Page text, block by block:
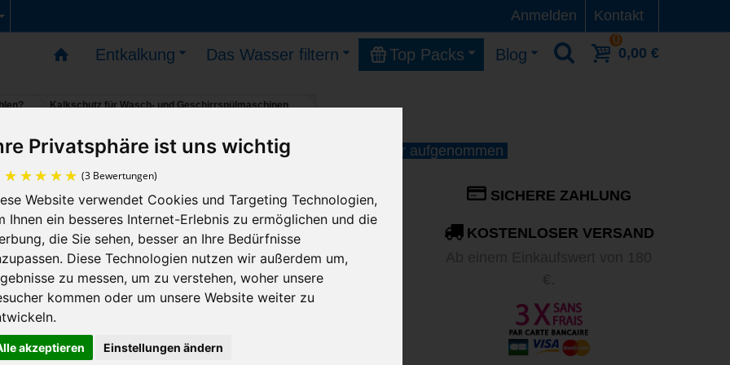
Privatsphäre ist uns wichtig
(3 Bewertungen)
Website verwendet Cookies und Targeting Technologien,
Ihnen ein besseres Internet-Erlebnis zu ermöglichen und die
die Sie sehen, besser an Ihre Bedürfnisse
Diese Technologien nutzen wir außerdem um,
zu messen, um zu verstehen, woher unsere
kommen oder um unsere Website weiter zu
akzeptieren Einstellungen ändern
Kontakt
Anmelden
Entkalkung Das Wasser filtern Top Packs Blog
0
0,00 €
Kalkschutz für Wasch- und Geschirrspülmaschinen
sind möglich – die Lieferungen werden am 11. August wieder aufgenommen
Kalkschutz für Wasch- und
Geschirrspülmaschinen
Mit diesem Gerät sagen wir den Kalkablagerungen in
Ihrer Waschmaschine und Ihrem Geschirrspüler den
Kampf an.
einfach zu verwenden durch Anschrauben an 1
Wasserhahn
SICHERE ZAHLUNG
KOSTENLOSER VERSAND